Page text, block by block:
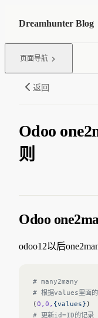
Dreamhunter Blog
页面导航
返回
Odoo
则
Odoo
odoo12以后
# many2many
# 根据values里面的
(0,0, {values} )
# 更新id=ID的记录